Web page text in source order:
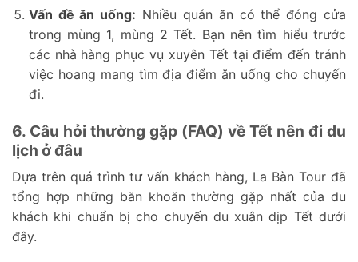
Vấn đề ăn uống: Nhiều quán ăn có thể đóng cửa
trong mùng 1, mùng 2 Tết. Bạn nên tìm hiểu trước
các nhà hàng phục vụ xuyên Tết tại điểm đến tránh
việc hoang mang tìm địa điểm ăn uống cho chuyến
đi.
6. Câu hỏi thường gặp (FAQ) về Tết nên đi du
lịch ở đâu
Dựa trên quá trình tư vấn khách hàng, La Bàn Tour đã
tổng hợp những băn khoăn thường gặp nhất của du
khách khi chuẩn bị cho chuyến du xuân dịp Tết dưới
đây.